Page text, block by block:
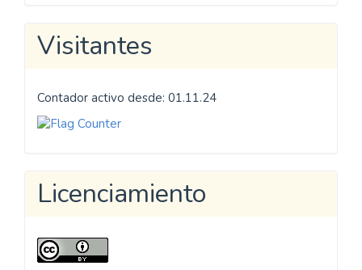
Visitantes
Contador activo desde: 01.11.24
Licenciamiento